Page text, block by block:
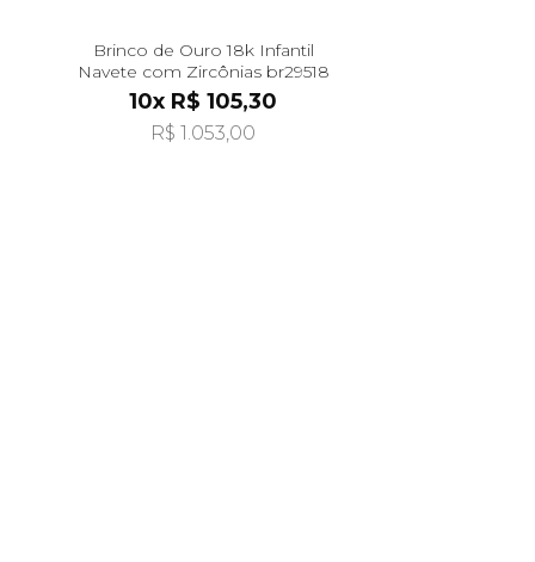
Brinco de Ouro 18k Infantil
Navete com Zircônias br29518
10x R$ 105,30
R$ 1.053,00